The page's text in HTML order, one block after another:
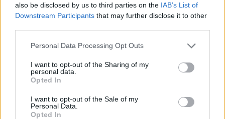
also be disclosed by us to third parties on the IAB’s List of
Downstream Participants that may further disclose it to other
Personal Data Processing Opt Outs
I want to opt-out of the Sharing of my
personal data.
Opted In
I want to opt-out of the Sale of my
Personal Data.
Opted In
Nuomonės
Aukso Orda amžių
glūdumoje ir šiandienoje
Istorinis momentas Jūros
šventėje: Klaipėdos